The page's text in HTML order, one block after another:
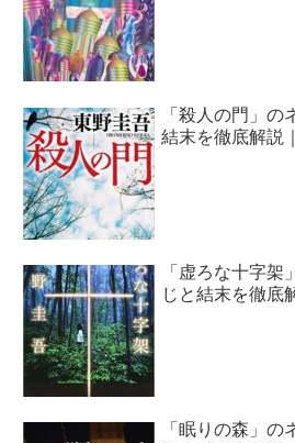
「殺人の門」の
結末を徹底解説
「虚ろな十字架
じと結末を徹底
「眠りの森」の